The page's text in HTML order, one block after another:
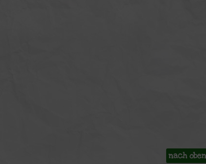
nach oben